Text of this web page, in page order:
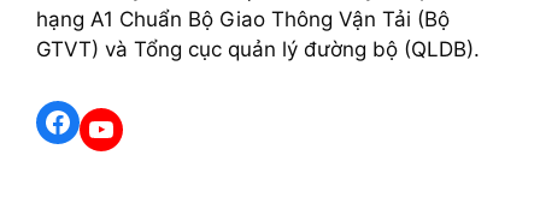
hạng A1 Chuẩn Bộ Giao Thông Vận Tải (Bộ
GTVT) và Tổng cục quản lý đường bộ (QLDB).
Facebook
YouTube